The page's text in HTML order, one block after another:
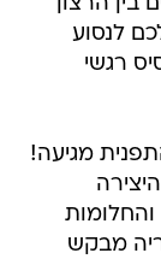
לנסוע
רגשי
מגיעה!
מבקש